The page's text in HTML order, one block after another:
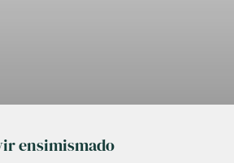
ensimismado